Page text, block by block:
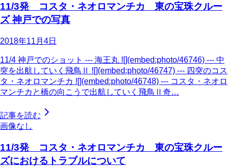
11/3発 コスタ・ネオロマンチカ 東の宝珠クルー
ズ 神戸での写真
2018年11月4日
11/4 神戸でのショット --- 海王丸 ![](embed:photo/46746) --- 中
突を出航していく飛鳥Ⅱ ![](embed:photo/46747) --- 四突のコス
タ・ネオロマンチカ ![](embed:photo/46748) --- コスタ・ネオロ
マンチカと橋の向こうで出航していく飛鳥Ⅱ奇…
記事を読む
画像なし
11/3発 コスタ・ネオロマンチカ 東の宝珠クルー
ズにおけるトラブルについて